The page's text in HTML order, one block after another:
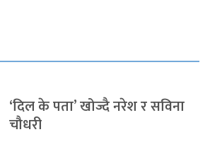
‘दिल के पता’ खोज्दै नरेश र सविना
चौधरी